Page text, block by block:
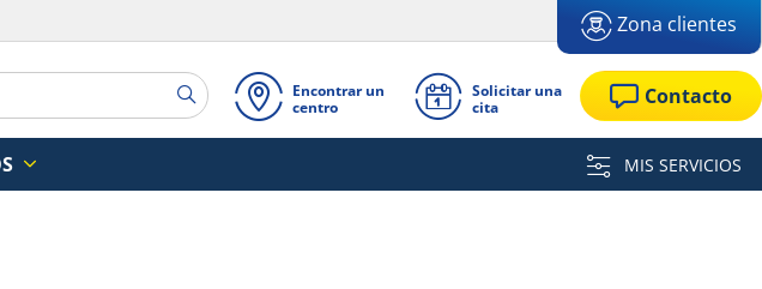
Zona clientes
Encontrar un
centro
Solicitar una
cita
Contacto
MIS SERVICIOS